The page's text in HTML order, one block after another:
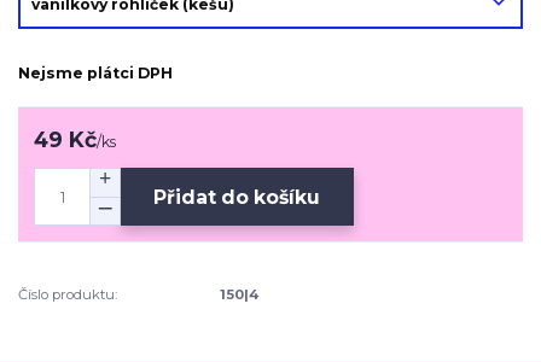
Nejsme plátci DPH
49 Kč/ks
Přidat do košíku
Číslo produktu: 150|4